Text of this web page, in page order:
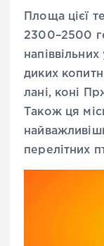
Площа цієї
2300–2500
диких
лані, коні
Також ця
перелітних